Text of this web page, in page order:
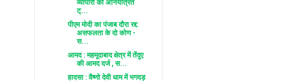
व्यापारी को अनियंत्रित
ट्...
पीएम मोदी का पंजाब दौरा रद्द:
असफलता के दो कोण -
स...
आमद : महमूदाबाद क्षेत्र में तेंदुए
की आमद दर्ज , स...
हादसा : वैष्णो देवी धाम में भगदड़